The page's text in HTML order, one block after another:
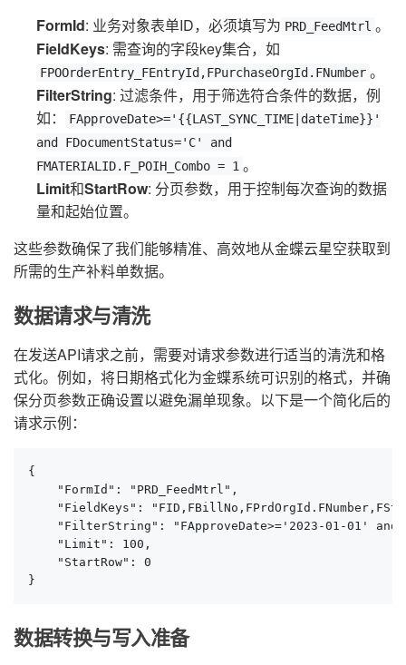
FormId: 业务对象表单ID，必须填写为 PRD_FeedMtrl 。
FieldKeys: 需查询的字段key集合，如
FPOOrderEntry_FEntryId,FPurchaseOrgId.FNumber 。
FilterString: 过滤条件，用于筛选符合条件的数据，例
如：
FApproveDate>='{{LAST_SYNC_TIME|dateTime}}'
and FDocumentStatus='C' and
FMATERIALID.F_POIH_Combo = 1 。
Limit和StartRow: 分页参数，用于控制每次查询的数据
量和起始位置。
这些参数确保了我们能够精准、高效地从金蝶云星空获取到
所需的生产补料单数据。
数据请求与清洗
在发送API请求之前，需要对请求参数进行适当的清洗和格
式化。例如，将日期格式化为金蝶系统可识别的格式，并确
保分页参数正确设置以避免漏单现象。以下是一个简化后的
请求示例：
{
    "FormId": "PRD_FeedMtrl",
"FieldKeys":
"FilterString": "FApproveDate>='2023-01-01' and
    "Limit": 100,
    "StartRow": 0
}
数据转换与写入准备